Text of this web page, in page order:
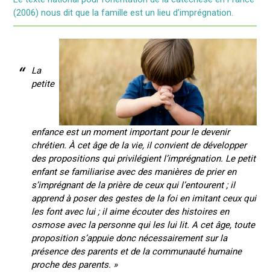
(2006) nous dit que la famille est un lieu d’imprégnation.
La
petite
enfance est un moment important pour le devenir
chrétien. À cet âge de la vie, il convient de développer
des propositions qui privilégient l’imprégnation. Le petit
enfant se familiarise avec des manières de prier en
s’imprégnant de la prière de ceux qui l’entourent ; il
apprend à poser des gestes de la foi en imitant ceux qui
les font avec lui ; il aime écouter des histoires en
osmose avec la personne qui les lui lit. A cet âge, toute
proposition s’appuie donc nécessairement sur la
présence des parents et de la communauté humaine
proche des parents. »